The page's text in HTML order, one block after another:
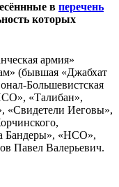
в перечень
которых
армия»
(бывшая «Джабхат
Большевистская
«Талибан»,
«Свидетели Иеговы»,
Бандеры», «НСО»,
Павел Валерьевич.